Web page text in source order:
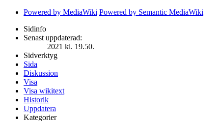
Powered by MediaWiki Powered by Semantic MediaWiki
Sidinfo
Senast uppdaterad:
2021 kl. 19.50.
Sidverktyg
Sida
Diskussion
Visa
Visa wikitext
Historik
Uppdatera
Kategorier